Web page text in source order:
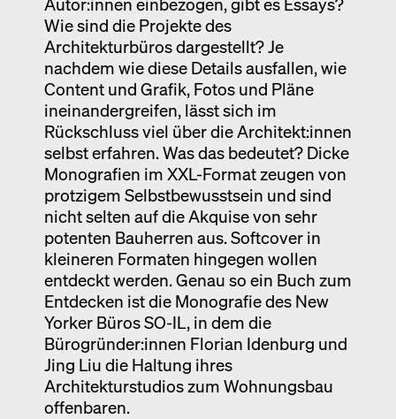
Wie sind die Projekte des
Architekturbüros dargestellt? Je
nachdem wie diese Details ausfallen, wie
Content und Grafik, Fotos und Pläne
ineinandergreifen, lässt sich im
Rückschluss viel über die Architekt:innen
selbst erfahren. Was das bedeutet? Dicke
Monografien im XXL-Format zeugen von
protzigem Selbstbewusstsein und sind
nicht selten auf die Akquise von sehr
potenten Bauherren aus. Softcover in
kleineren Formaten hingegen wollen
entdeckt werden. Genau so ein Buch zum
Entdecken ist die Monografie des New
Yorker Büros SO-IL, in dem die
Bürogründer:innen Florian Idenburg und
Jing Liu die Haltung ihres
Architekturstudios zum Wohnungsbau
offenbaren.